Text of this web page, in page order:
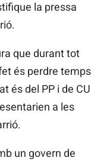
la pressa
que durant tot
és perdre temps
és del PP i de CU
a les
un govern de